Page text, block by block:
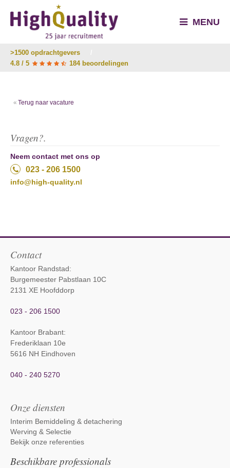
MENU
>1500 opdrachtgevers
4.8 / 5
184 beoordelingen
Terug naar vacature
Vragen?.
Neem contact met ons op
023 - 206 1500
info@high-quality.nl
Contact
Kantoor Randstad:
Burgemeester Pabstlaan 10C
2131 XE Hoofddorp
023 - 206 1500
Kantoor Brabant:
Frederiklaan 10e
5616 NH Eindhoven
040 - 240 5270
Onze diensten
Interim Bemiddeling & detachering
Werving & Selectie
Bekijk onze referenties
Beschikbare professionals